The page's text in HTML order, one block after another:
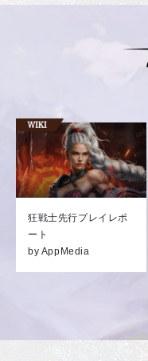
狂戦士先行プレイレポ
ート
by AppMedia